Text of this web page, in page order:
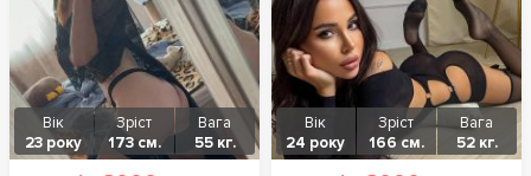
Вік
23 року
Зріст
173 см.
Вага
55 кг.
Вік
24 року
Зріст
166 см.
Вага
52 кг.